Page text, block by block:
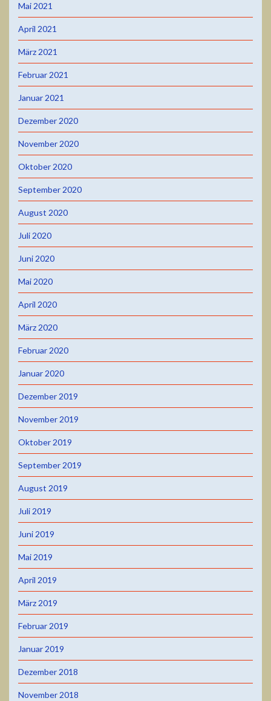
Mai 2021
April 2021
März 2021
Februar 2021
Januar 2021
Dezember 2020
November 2020
Oktober 2020
September 2020
August 2020
Juli 2020
Juni 2020
Mai 2020
April 2020
März 2020
Februar 2020
Januar 2020
Dezember 2019
November 2019
Oktober 2019
September 2019
August 2019
Juli 2019
Juni 2019
Mai 2019
April 2019
März 2019
Februar 2019
Januar 2019
Dezember 2018
November 2018